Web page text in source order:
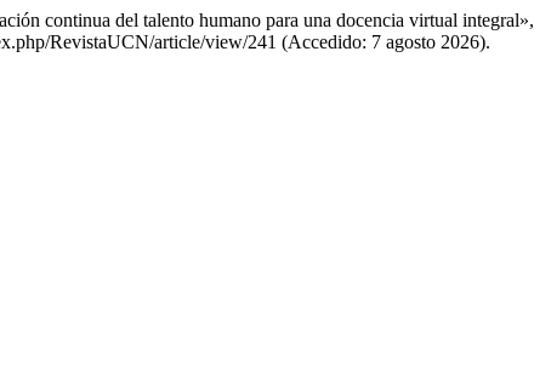
continua del talento humano para una docencia virtual integral»,
RevistaUCN/article/view/241 (Accedido: 7 agosto 2026).